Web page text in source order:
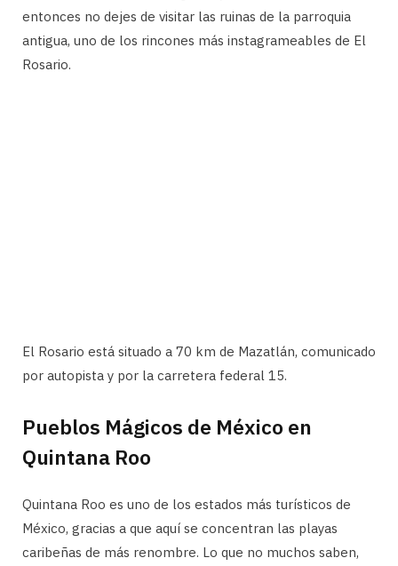
entonces no dejes de visitar las ruinas de la parroquia
antigua, uno de los rincones más instagrameables de El
Rosario.
El Rosario está situado a 70 km de Mazatlán, comunicado
por autopista y por la carretera federal 15.
Pueblos Mágicos de México en
Quintana Roo
Quintana Roo es uno de los estados más turísticos de
México, gracias a que aquí se concentran las playas
caribeñas de más renombre. Lo que no muchos saben,